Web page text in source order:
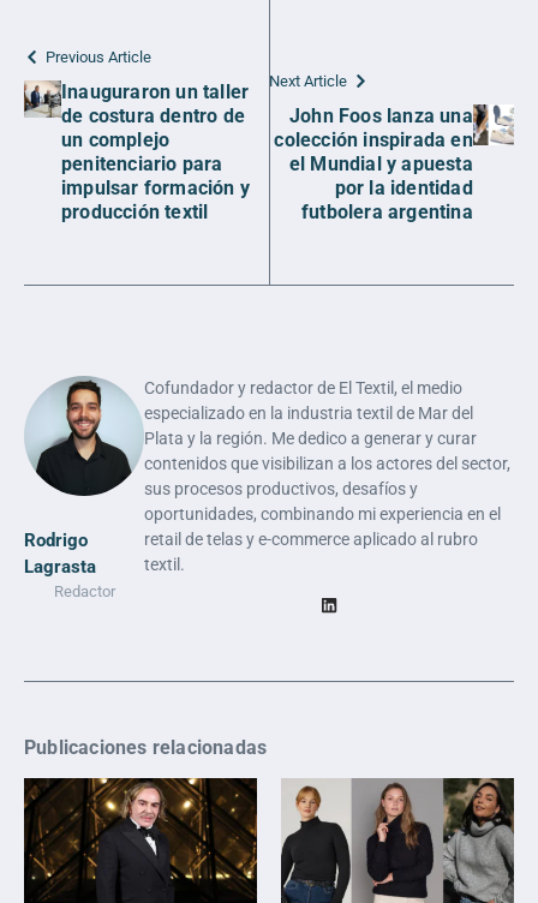
Previous Article
Inauguraron un taller
de costura dentro de
un complejo
penitenciario para
impulsar formación y
producción textil
Next Article
John Foos lanza una
colección inspirada en
el Mundial y apuesta
por la identidad
futbolera argentina
Rodrigo
Lagrasta
Redactor
Cofundador y redactor de El Textil, el medio
especializado en la industria textil de Mar del
Plata y la región. Me dedico a generar y curar
contenidos que visibilizan a los actores del sector,
sus procesos productivos, desafíos y
oportunidades, combinando mi experiencia en el
retail de telas y e-commerce aplicado al rubro
textil.
Publicaciones relacionadas